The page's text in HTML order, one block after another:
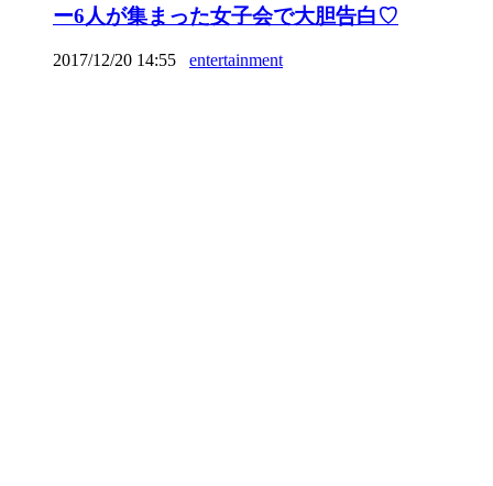
ー6人が集まった女子会で大胆告白♡
2017/12/20 14:55 entertainment